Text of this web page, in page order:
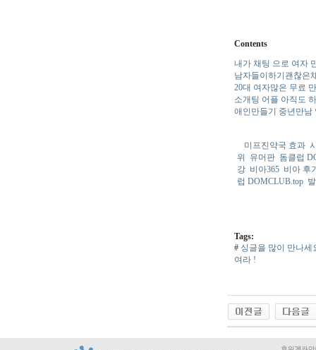
Contents
내가 채팅 으로 여자
남자들이하기괜찮은
20대 여자많은 무료
소개팅 어플 아직도
애인만들기 중년만남
미프진약국 효과
위
유머판 돔클럽
강 비아365 비아 후
럽 DOMCLUB.top
Tags:
# 싱글을 많이 만나세
여라 !